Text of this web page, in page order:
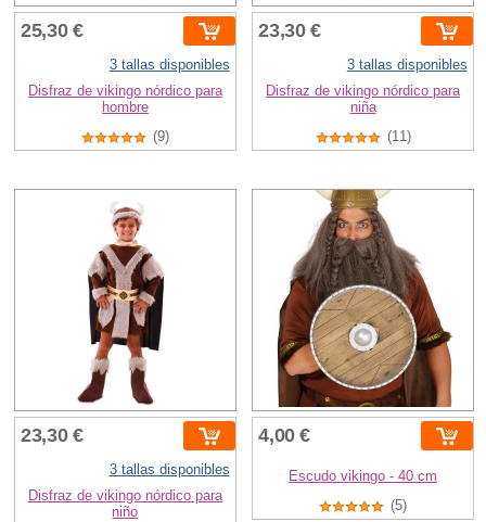
25,30 €
3 tallas disponibles
Disfraz de vikingo nórdico para
hombre
(9)
23,30 €
3 tallas disponibles
Disfraz de vikingo nórdico para
niña
(11)
23,30 €
3 tallas disponibles
Disfraz de vikingo nórdico para
niño
4,00 €
Escudo vikingo - 40 cm
(5)